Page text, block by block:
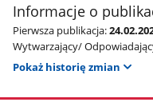
Informacje o
Pierwsza publikacja:
Wytwarzający/
Pokaż historię zmian